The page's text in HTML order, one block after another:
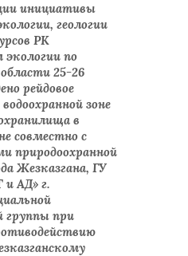
инициативы
геологии
РК
по
25-26
рейдовое
зоне
в
совместно с
природоохранной
Жезказгана, ГУ
АД» г.
группы при